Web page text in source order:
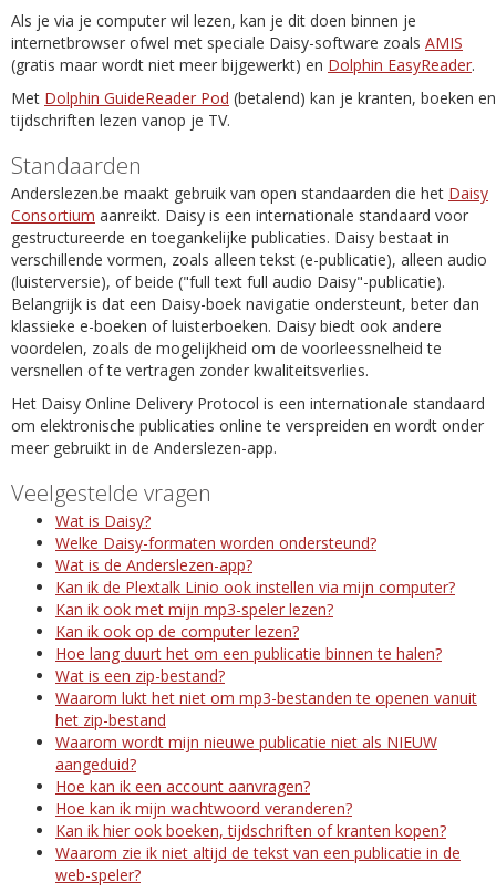
Als je via je computer wil lezen, kan je dit doen binnen je
internetbrowser ofwel met speciale Daisy-software zoals AMIS
(gratis maar wordt niet meer bijgewerkt) en Dolphin EasyReader.
Met Dolphin GuideReader Pod (betalend) kan je kranten, boeken en
tijdschriften lezen vanop je TV.
Standaarden
Anderslezen.be maakt gebruik van open standaarden die het Daisy
Consortium aanreikt. Daisy is een internationale standaard voor
gestructureerde en toegankelijke publicaties. Daisy bestaat in
verschillende vormen, zoals alleen tekst (e-publicatie), alleen audio
(luisterversie), of beide ("full text full audio Daisy"-publicatie).
Belangrijk is dat een Daisy-boek navigatie ondersteunt, beter dan
klassieke e-boeken of luisterboeken. Daisy biedt ook andere
voordelen, zoals de mogelijkheid om de voorleessnelheid te
versnellen of te vertragen zonder kwaliteitsverlies.
Het Daisy Online Delivery Protocol is een internationale standaard
om elektronische publicaties online te verspreiden en wordt onder
meer gebruikt in de Anderslezen-app.
Veelgestelde vragen
Wat is Daisy?
Welke Daisy-formaten worden ondersteund?
Wat is de Anderslezen-app?
Kan ik de Plextalk Linio ook instellen via mijn computer?
Kan ik ook met mijn mp3-speler lezen?
Kan ik ook op de computer lezen?
Hoe lang duurt het om een publicatie binnen te halen?
Wat is een zip-bestand?
Waarom lukt het niet om mp3-bestanden te openen vanuit
het zip-bestand
Waarom wordt mijn nieuwe publicatie niet als NIEUW
aangeduid?
Hoe kan ik een account aanvragen?
Hoe kan ik mijn wachtwoord veranderen?
Kan ik hier ook boeken, tijdschriften of kranten kopen?
Waarom zie ik niet altijd de tekst van een publicatie in de
web-speler?